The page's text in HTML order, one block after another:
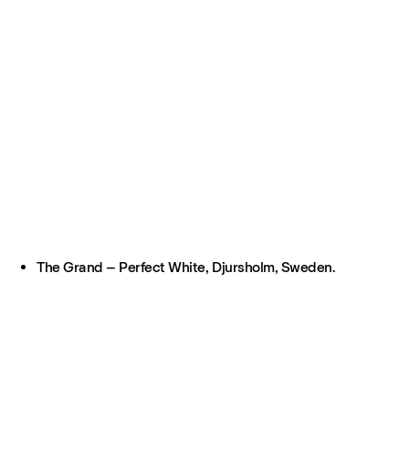
The Grand – Perfect White, Djursholm, Sweden.